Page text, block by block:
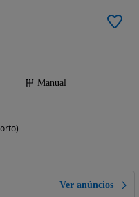
Manual
Ver anúncios